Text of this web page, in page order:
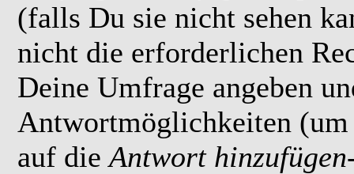
(falls Du sie nicht sehen
nicht die erforderlichen
Deine Umfrage angeben
Antwortmöglichkeiten
auf dieAntwort hinzufügen